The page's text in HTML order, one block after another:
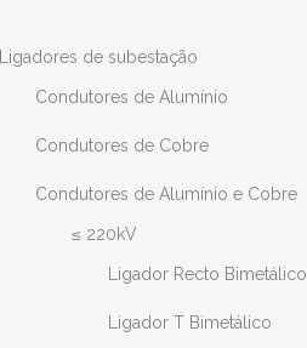
Ligadores de subestação
Condutores de Alumínio
Condutores de Cobre
Condutores de Alumínio e Cobre
≤ 220kV
Ligador Recto Bimetálico
Ligador T Bimetálico